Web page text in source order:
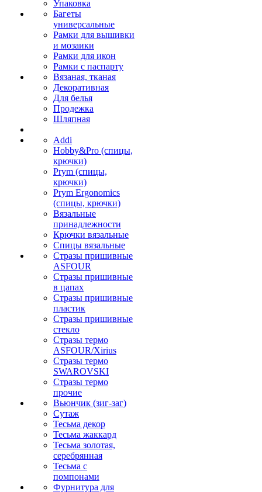
Упаковка
Багеты
универсальные
Рамки для вышивки
и мозаики
Рамки для икон
Рамки с паспарту
Вязаная, тканая
Декоративная
Для белья
Продежка
Шляпная
Addi
Hobby&Pro (спицы,
крючки)
Prym (спицы,
крючки)
Prym Ergonomics
(спицы, крючки)
Вязальные
принадлежности
Крючки вязальные
Спицы вязальные
Стразы пришивные
ASFOUR
Стразы пришивные
в цапах
Стразы пришивные
пластик
Стразы пришивные
стекло
Стразы термо
ASFOUR/Xirius
Стразы термо
SWAROVSKI
Стразы термо
прочие
Вьюнчик (зиг-заг)
Сутаж
Тесьма декор
Тесьма жаккард
Тесьма золотая,
серебрянная
Тесьма с
помпонами
Фурнитура для